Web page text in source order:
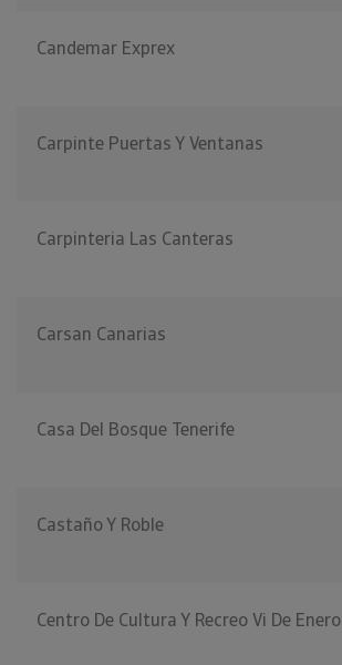
Candemar Exprex
Carpinte Puertas Y Ventanas
Carpinteria Las Canteras
Carsan Canarias
Casa Del Bosque Tenerife
Castaño Y Roble
Centro De Cultura Y Recreo Vi De Enero